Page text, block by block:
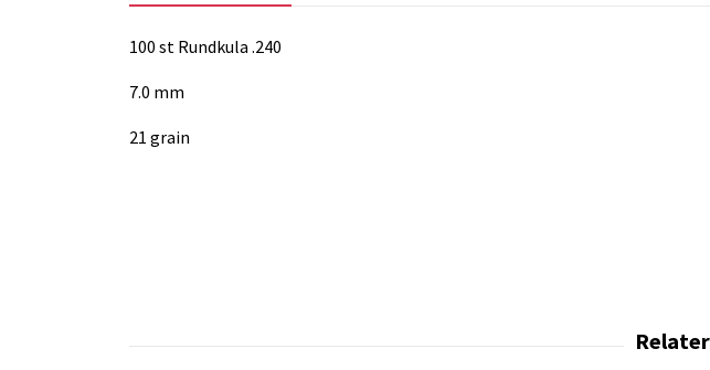
100 st Rundkula .240
7.0 mm
21 grain